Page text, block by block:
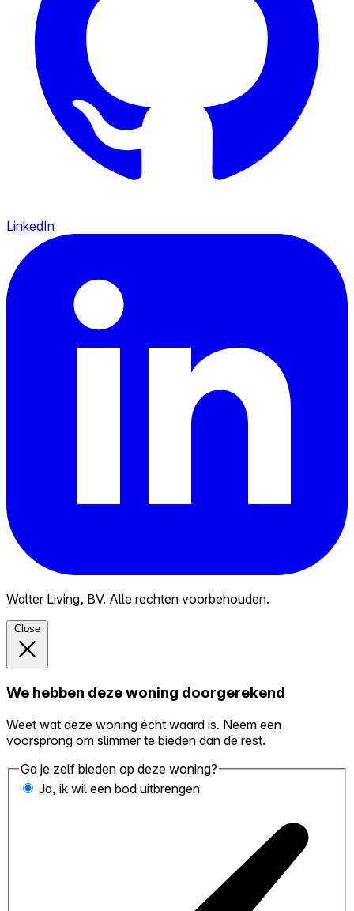
LinkedIn
Walter Living, BV. Alle rechten voorbehouden.
Close
We hebben deze woning doorgerekend
Weet wat deze woning écht waard is. Neem een
voorsprong om slimmer te bieden dan de rest.
Ga je zelf bieden op deze woning?
Ja, ik wil een bod uitbrengen